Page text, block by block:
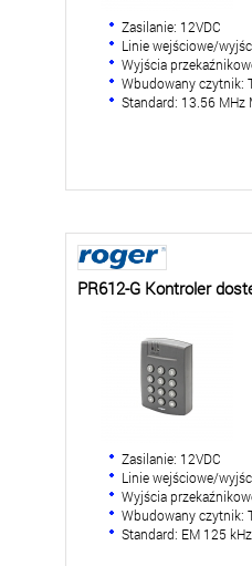
Zasilanie: 12VDC
Linie wejściowe/
Wyjścia
Wbudowany czytnik:
Standard: 13.56 MHz
PR612-G Kontroler
Zasilanie: 12VDC
Linie wejściowe/
Wyjścia
Wbudowany czytnik:
Standard: EM 125 kHz